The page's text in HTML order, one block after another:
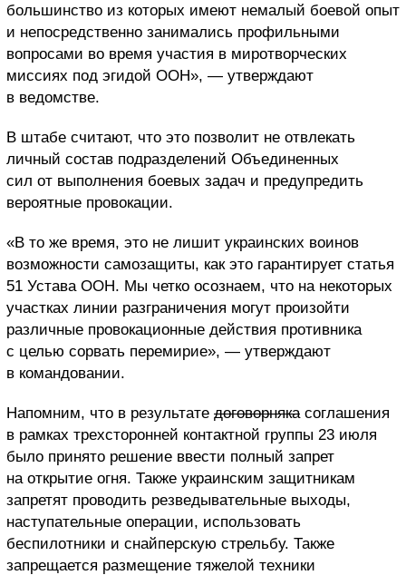
большинство из которых имеют немалый боевой опыт
и непосредственно занимались профильными
вопросами во время участия в миротворческих
миссиях под эгидой ООН», — утверждают
в ведомстве.
В штабе считают, что это позволит не отвлекать
личный состав подразделений Объединенных
сил от выполнения боевых задач и предупредить
вероятные провокации.
«В то же время, это не лишит украинских воинов
возможности самозащиты, как это гарантирует статья
51 Устава ООН. Мы четко осознаем, что на некоторых
участках линии разграничения могут произойти
различные провокационные действия противника
с целью сорвать перемирие», — утверждают
в командовании.
Напомним, что в результате договорняка соглашения
в рамках трехсторонней контактной группы 23 июля
было принято решение ввести полный запрет
на открытие огня. Также украинским защитникам
запретят проводить резведывательные выходы,
наступательные операции, использовать
беспилотники и снайперскую стрельбу. Также
запрещается размещение тяжелой техники